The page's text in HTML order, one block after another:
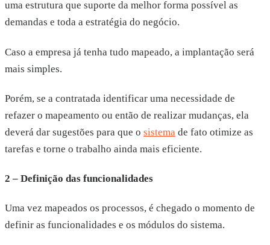
uma estrutura que suporte da melhor forma possível as
demandas e toda a estratégia do negócio.
Caso a empresa já tenha tudo mapeado, a implantação será
mais simples.
Porém, se a contratada identificar uma necessidade de
refazer o mapeamento ou então de realizar mudanças, ela
deverá dar sugestões para que o sistema de fato otimize as
tarefas e torne o trabalho ainda mais eficiente.
2 – Definição das funcionalidades
Uma vez mapeados os processos, é chegado o momento de
definir as funcionalidades e os módulos do sistema.